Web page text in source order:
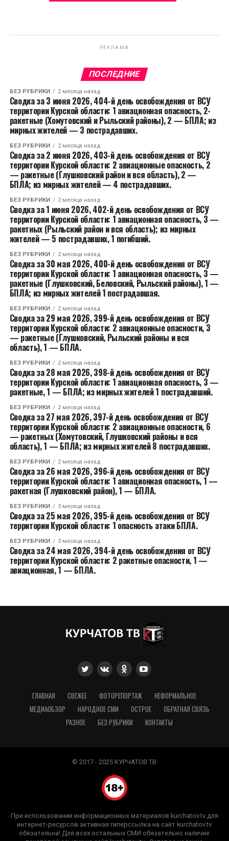
РЕКЛАМА
ПОСЛЕДНИЕ
БЕЗ РУБРИКИ 2 месяца назад
Сводка за 3 июня 2026, 404-й день освобождения от ВСУ
территории Курской области: 1 авиационная опасность, 2-
ракетные (Хомутовский и Рыльский районы), 2 — БПЛА; из
мирных жителей — 3 пострадавших.
БЕЗ РУБРИКИ 2 месяца назад
Сводка за 2 июня 2026, 403-й день освобождения от ВСУ
территории Курской области: 2 авиационные опасность, 2
— ракетные (Глушковский район и вся область), 2 —
БПЛА; из мирных жителей — 4 пострадавших.
БЕЗ РУБРИКИ 2 месяца назад
Сводка за 1 июня 2026, 402-й день освобождения от ВСУ
территории Курской области: 1 авиационная опасность, 3 —
ракетных (Рыльский район и вся область); из мирных
жителей — 5 пострадавших, 1 погибший.
БЕЗ РУБРИКИ 2 месяца назад
Сводка за 30 мая 2026, 400-й день освобождения от ВСУ
территории Курской области: 1 авиационная опасность, 3 —
ракетные (Глушковский, Беловский, Рыльский районы), 1 —
БПЛА; из мирных жителей 1 пострадавшая.
БЕЗ РУБРИКИ 2 месяца назад
Сводка за 29 мая 2026, 399-й день освобождения от ВСУ
территории Курской области: 2 авиационные опасности, 3
— ракетные (Глушковский, Рыльский районы и вся
область), 1 — БПЛА.
БЕЗ РУБРИКИ 2 месяца назад
Сводка за 28 мая 2026, 398-й день освобождения от ВСУ
территории Курской области: 1 авиационная опасность, 3 —
ракетные, 1 — БПЛА; из мирных жителей 1 пострадавший.
БЕЗ РУБРИКИ 2 месяца назад
Сводка за 27 мая 2026, 397-й день освобождения от ВСУ
территории Курской области: 2 авиационные опасности, 6
— ракетных (Хомутовский, Глушковский районы и вся
область), 1 — БПЛА; из мирных жителей 8 пострадавших.
БЕЗ РУБРИКИ 2 месяца назад
Сводка за 26 мая 2026, 396-й день освобождения от ВСУ
территории Курской области: 1 авиационная опасность, 1 —
ракетная (Глушковский район), 1 — БПЛА.
БЕЗ РУБРИКИ 3 месяца назад
Сводка за 25 мая 2026, 395-й день освобождения от ВСУ
территории Курской области: 1 опасность атаки БПЛА.
БЕЗ РУБРИКИ 3 месяца назад
Сводка за 24 мая 2026, 394-й день освобождения от ВСУ
территории Курской области: 2 ракетные опасности, 1 —
авиационная, 1 — БПЛА.
ГЛАВНАЯ СВЕЖЕЕ ФОТОРЕПОРТАЖ
НЕФОРМАЛЬНОЕ
МЕДИАОБЗОР
НАРОДНОЕ СМИ ОСТРОЕ
ОБРАТНАЯ СВЯЗЬ
РАЗНОЕ
БЕЗ РУБРИКИ КОНТАКТЫ
© 2017 - 2025 КУРЧАТОВ ТВ
При использовании информационных материалов kurchatov.tv для
интернет-ресурсов активная гиперссылка на сайт kurchatov.tv
обязательна! Для всех остальных СМИ обязательно наличие